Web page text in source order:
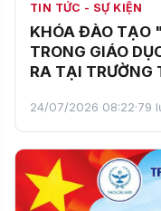
TIN TỨC - SỰ KIỆN
KHÓA ĐÀO TẠO
TRONG GIÁO
RA TẠI TRƯỜNG
24/07/2026 08:22·79